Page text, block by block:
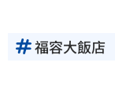
福容大飯店